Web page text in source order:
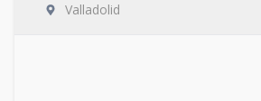
Valladolid